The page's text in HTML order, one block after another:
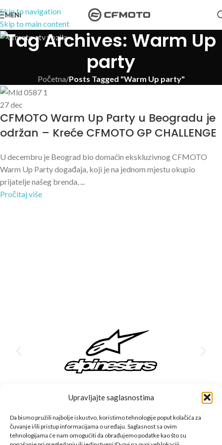
Upravljajte saglasnostima
Da bismo pružili najbolje iskustvo, koristimo tehnologije poput kolačića za
čuvanje i/ili pristup informacijama o uređaju. Saglasnost sa ovim
tehnologijama će nam omogućiti da obrađujemo podatke kao što su
Skip to navigation
Skip to main content
MENI
Tag Archives: Warm Up
party
Početna/Posts Tagged "Warm Up party"
27dec
CFMOTO Warm Up Party u Beogradu je
održan – Kreće CFMOTO GP CHALLENGE
U decembru je Beograd bio domaćin ekskluzivnog CFMOTO
Warm Up Party događaja, koji je na jednom mjestu okupio
prijatelje našeg brenda, ...
Pročitaj više
CFMOTO proizvodi dizajnirani su za one koji od vozila očekuju